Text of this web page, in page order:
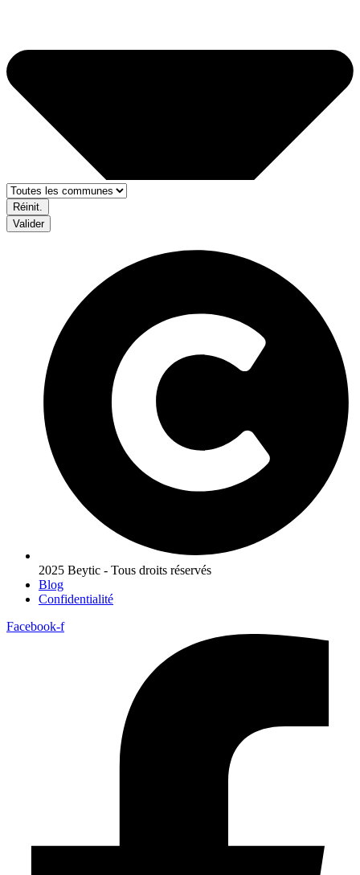
Réinit.
Valider
2025 Beytic - Tous droits réservés
Blog
Confidentialité
Facebook-f